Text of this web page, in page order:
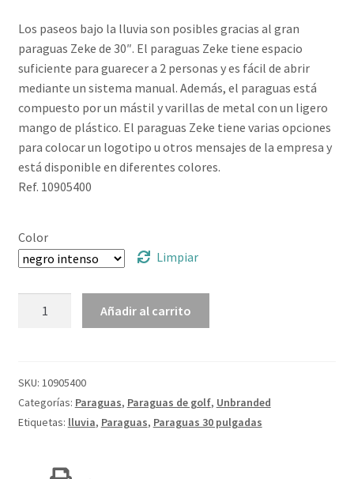
Los paseos bajo la lluvia son posibles gracias al gran
paraguas Zeke de 30″. El paraguas Zeke tiene espacio
suficiente para guarecer a 2 personas y es fácil de abrir
mediante un sistema manual. Además, el paraguas está
compuesto por un mástil y varillas de metal con un ligero
mango de plástico. El paraguas Zeke tiene varias opciones
para colocar un logotipo u otros mensajes de la empresa y
está disponible en diferentes colores.
Ref. 10905400
Color
Limpiar
30"
"Zeke"
cantidad
Añadir al carrito
SKU: 10905400
Categorías: Paraguas, Paraguas de golf, Unbranded
Etiquetas: lluvia, Paraguas, Paraguas 30 pulgadas